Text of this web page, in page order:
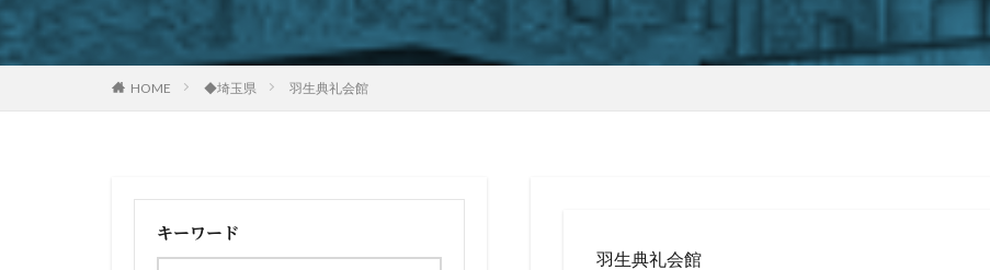
HOME ◆埼玉県 羽生典礼会館
羽生典礼会館
キーワード